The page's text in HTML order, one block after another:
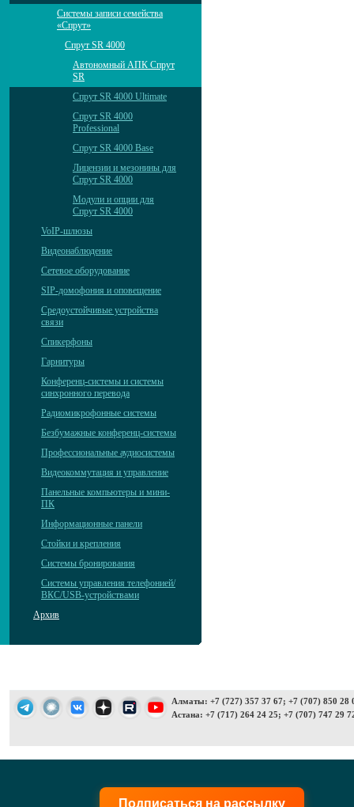
Системы записи семейства
«Спрут»
Спрут SR 4000
Автономный АПК Спрут
SR
Спрут SR 4000 Ultimate
Спрут SR 4000
Professional
Спрут SR 4000 Base
Лицензии и мезонины для
Спрут SR 4000
Модули и опции для
Спрут SR 4000
VoIP-шлюзы
Видеонаблюдение
Сетевое оборудование
SIP-домофония и оповещение
Средоустойчивые устройства
связи
Спикерфоны
Гарнитуры
Конференц-системы и системы
синхронного перевода
Радиомикрофонные системы
Безбумажные конференц-системы
Профессиональные аудиосистемы
Видеокоммутация и управление
Панельные компьютеры и мини-
ПК
Информационные панели
Стойки и крепления
Системы бронирования
Системы управления телефонией/
ВКС/USB-устройствами
Архив
Алматы: +7 (727) 357 37 67; +7 (707) 850 28
Астана: +7 (717) 264 24 25; +7 (707) 747 29
Подписаться на рассылку